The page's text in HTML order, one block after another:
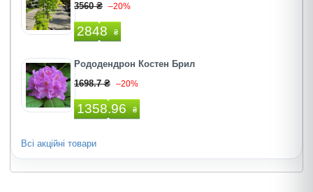
3560 ₴ –20%
2848 ₴
Рододендрон Костен Брил
1698.7 ₴ –20%
1358.96 ₴
Всі акційні товари